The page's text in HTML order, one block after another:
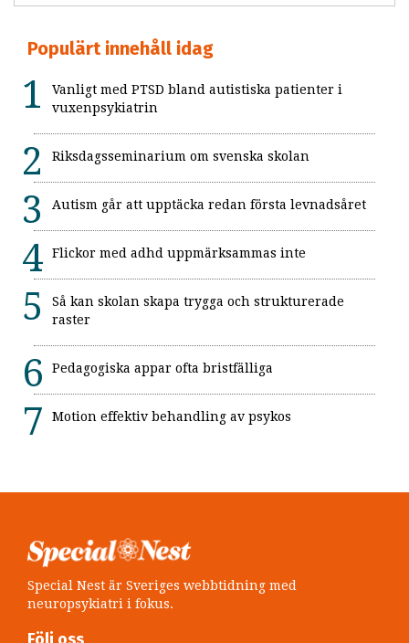
Populärt innehåll idag
Vanligt med PTSD bland autistiska patienter i
vuxenpsykiatrin
Riksdagsseminarium om svenska skolan
Autism går att upptäcka redan första levnadsåret
Flickor med adhd uppmärksammas inte
Så kan skolan skapa trygga och strukturerade
raster
Pedagogiska appar ofta bristfälliga
Motion effektiv behandling av psykos
Special Nest är Sveriges webbtidning med
neuropsykiatri i fokus.